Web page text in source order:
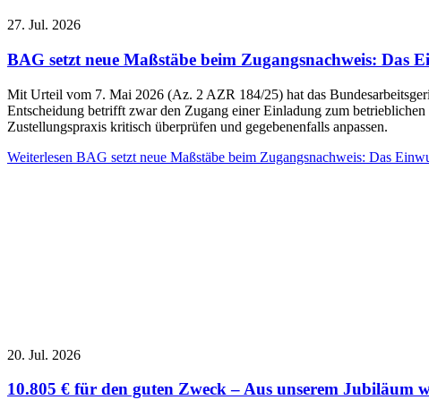
27. Jul. 2026
BAG setzt neue Maßstäbe beim Zugangsnachweis:
Mit Urteil vom 7. Mai 2026 (Az. 2 AZR 184/25) hat das
Entscheidung betrifft zwar den Zugang einer Einladung zum
Zustellungspraxis kritisch überprüfen und gegebenenfalls anpassen.
Weiterlesen BAG setzt neue Maßstäbe beim Zugangsnachweis: Das
20. Jul. 2026
10.805 € für den guten Zweck – Aus unserem Jubiläum